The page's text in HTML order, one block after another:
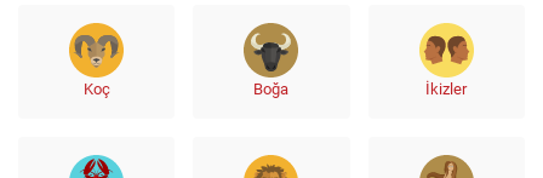
Koç Boğa İkizler